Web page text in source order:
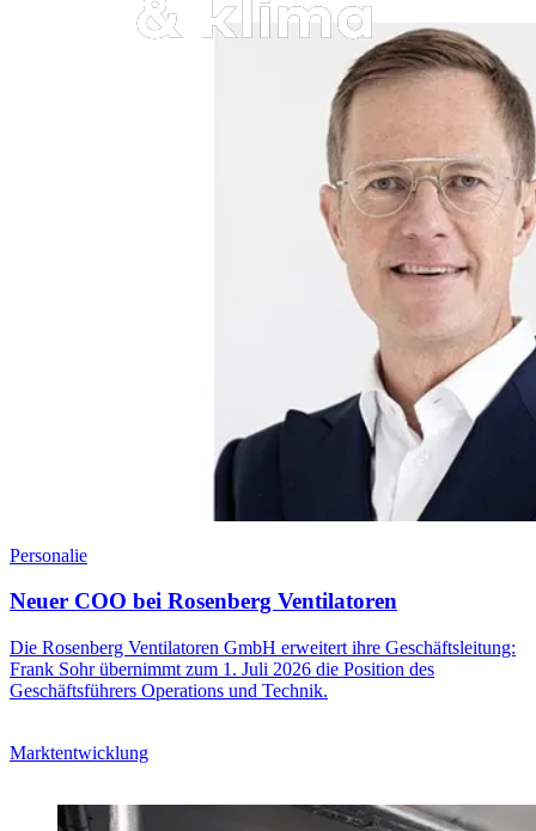
Personalie
Neuer COO bei Rosenberg Ventilatoren
Die Rosenberg Ventilatoren GmbH erweitert ihre Geschäftsleitung:
Frank Sohr übernimmt zum 1. Juli 2026 die Position des
Geschäftsführers Operations und Technik.
Marktentwicklung